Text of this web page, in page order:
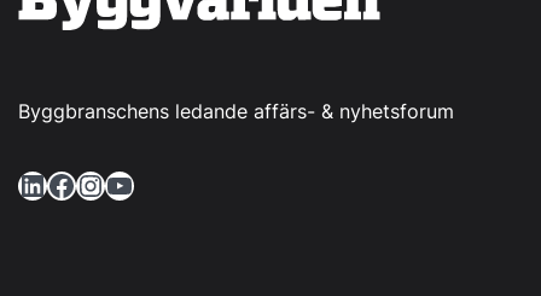
Byggbranschens ledande affärs- & nyhetsforum
LinkedIn Facebook InstagramYouTube